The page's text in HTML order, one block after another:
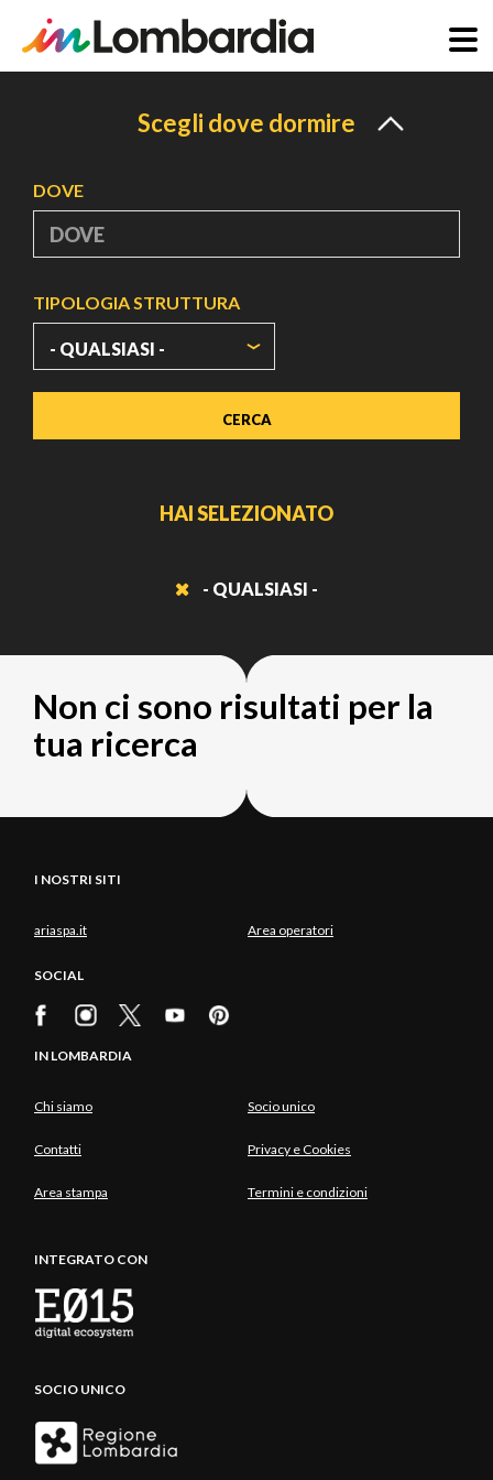
Scegli dove dormire
DOVE
TIPOLOGIA STRUTTURA
HAI SELEZIONATO
- QUALSIASI -
Non ci sono risultati per la
tua ricerca
I NOSTRI SITI
ariaspa.it Area operatori
SOCIAL
IN LOMBARDIA
Chi siamo Socio unico
Contatti Privacy e Cookies
Area stampa Termini e condizioni
INTEGRATO CON
SOCIO UNICO